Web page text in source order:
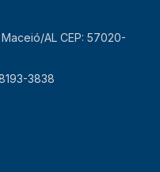
AL CEP: 57020-
3838